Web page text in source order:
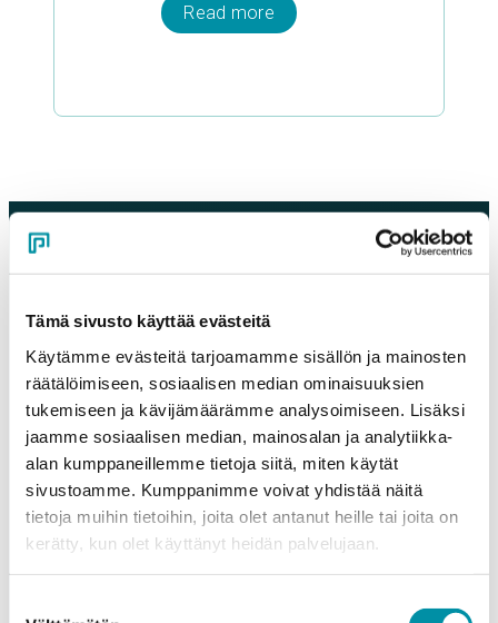
Tämä sivusto käyttää evästeitä
Käytämme evästeitä tarjoamamme sisällön ja mainosten
räätälöimiseen, sosiaalisen median ominaisuuksien
tukemiseen ja kävijämäärämme analysoimiseen. Lisäksi
jaamme sosiaalisen median, mainosalan ja analytiikka-
alan kumppaneillemme tietoja siitä, miten käytät
sivustoamme. Kumppanimme voivat yhdistää näitä
tietoja muihin tietoihin, joita olet antanut heille tai joita on
kerätty, kun olet käyttänyt heidän palvelujaan.
Read more
Pyydä tarjous!
Oletko kiinnostunut tuotteistamme ja palveluistamme?
Täytä oheinen lomake ja pyydä rohkeasti tarjous.
Olemme sinuun yhteydessä mahdollisimman pian!
Company*